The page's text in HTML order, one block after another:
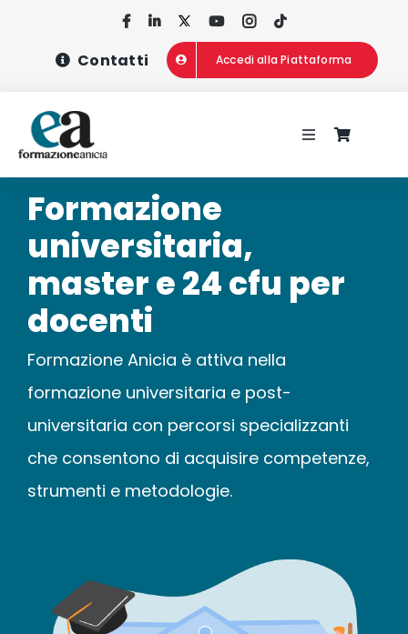
Contatti Accedi alla Piattaforma
Toggle
HOME
CONCORSI
WEBINAR
SERVIZI PER
Formazione
universitaria,
master e 24 cfu per
docenti
Formazione Anicia è attiva nella
formazione universitaria e post-
universitaria con percorsi specializzanti
che consentono di acquisire competenze,
strumenti e metodologie.